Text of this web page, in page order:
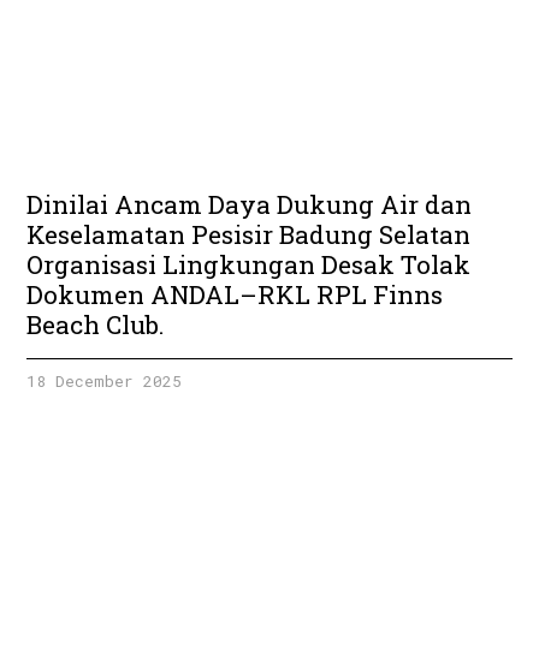
Dinilai Ancam Daya Dukung Air dan
Keselamatan Pesisir Badung Selatan
Organisasi Lingkungan Desak Tolak
Dokumen ANDAL–RKL RPL Finns
Beach Club.
18 December 2025